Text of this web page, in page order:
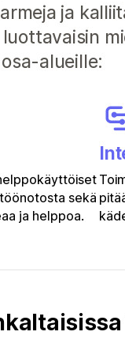
ja
alueille:
sekä
ja helppoa.